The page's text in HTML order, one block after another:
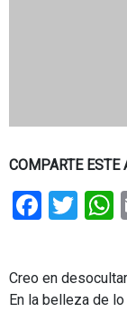
COMPARTE ESTE
Creo en
En la belleza de